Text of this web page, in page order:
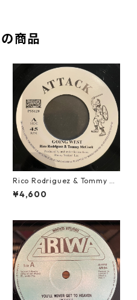
商品
Rico Rodriguez & Tommy Mc
Cook - Going West【7-2198
3】
¥4,600